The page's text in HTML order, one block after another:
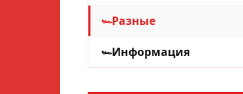
Разные
Информация